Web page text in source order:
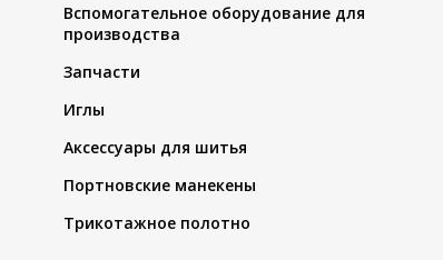
Вспомогательное оборудование для
производства
Запчасти
Иглы
Аксессуары для шитья
Портновские манекены
Трикотажное полотно